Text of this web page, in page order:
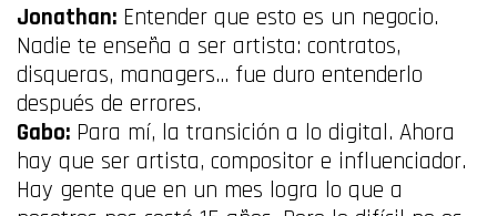
Jonathan: Entender que esto es un negocio.
Nadie te enseña a ser artista: contratos,
disqueras, managers… fue duro entenderlo
después de errores.
Gabo: Para mí, la transición a lo digital. Ahora
hay que ser artista, compositor e influenciador.
Hay gente que en un mes logra lo que a